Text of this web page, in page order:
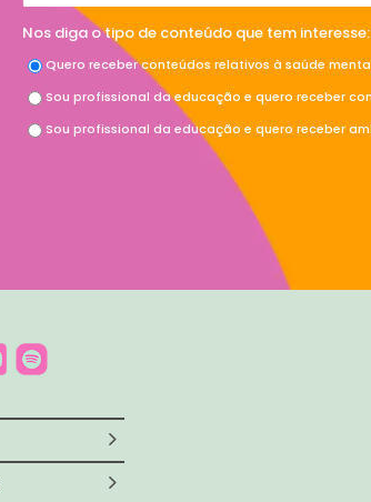
Nos diga o tipo de conteúdo que tem interesse:
Quero receber conteúdos relativos à saúde
Sou profissional da educação e quero receber
Sou profissional da educação e quero receber